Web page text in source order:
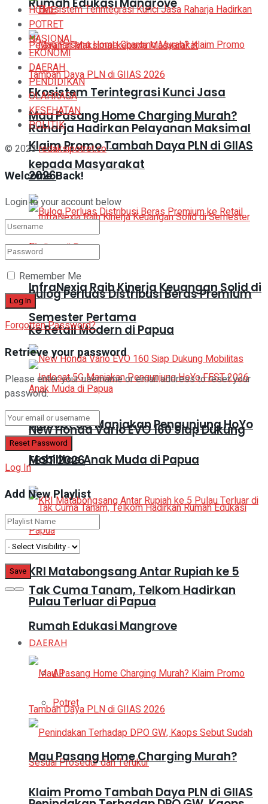
Rumah Edukasi Mangrove
Mau Pasang Home Charging Murah?
Klaim Promo Tambah Daya PLN di GIIAS
2026
InfraNexia Raih Kinerja Keuangan Solid di
Semester Pertama
New Honda Vario EVO 160 Siap Dukung
Mobilitas Anak Muda di Papua
KRI Matabongsang Antar Rupiah ke 5
Pulau Terluar di Papua
DAERAH
All
Potret
Ekosistem Terintegrasi Kunci Jasa
Raharja Hadirkan Pelayanan Maksimal
kepada Masyarakat
Bulog Perluas Distribusi Beras Premium
ke Retail Modern di Papua
Indosat 5G Manjakan Pengunjung HoYo
FEST 2026
Tak Cuma Tanam, Telkom Hadirkan
Rumah Edukasi Mangrove
Mau Pasang Home Charging Murah?
Klaim Promo Tambah Daya PLN di GIIAS
HOME
POTRET
NASIONAL
EKONOMI
DAERAH
PENDIDIKAN
OLAHRAGA
KESEHATAN
POLITIK
© 2023redaksipotret.co-
Welcome Back!
Login to your account below
Remember Me
Forgotten Password?
Retrieve your password
Please enter your username or email address to reset your
password.
Log In
Add New Playlist